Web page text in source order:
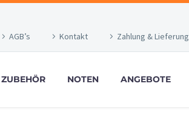
AGB’s Kontakt Zahlung & Lieferung
ZUBEHÖR NOTEN ANGEBOTE